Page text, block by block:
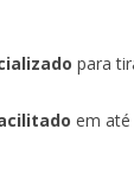
para
em até